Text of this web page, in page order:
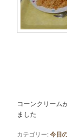
コーンクリー
ました
カテゴリー:今日